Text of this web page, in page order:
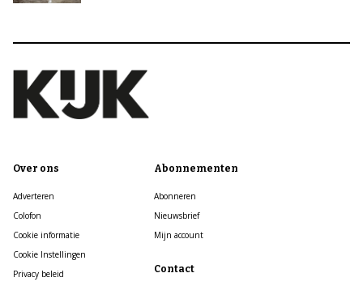
Over ons
Adverteren
Colofon
Cookie informatie
Cookie Instellingen
Privacy beleid
Abonnementen
Abonneren
Nieuwsbrief
Mijn account
Contact